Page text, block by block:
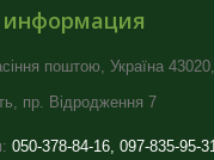
информация
поштою, Україна
пр. Відродження 7
050-378-84-16, 097-835-95-